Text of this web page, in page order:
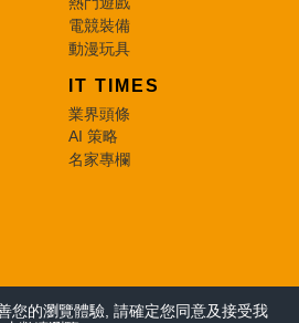
您的瀏覽體驗, 請確定您同意及接受我
電競裝備
動漫玩具
IT TIMES
業界頭條
AI 策略
名家專欄
Reserved.